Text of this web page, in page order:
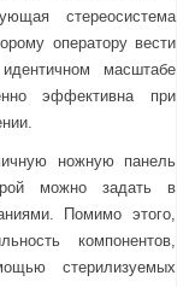
стереосистема
оператору вести
масштабе
эффективна при
ножную панель
можно задать в
Помимо этого,
компонентов,
стерилизуемых